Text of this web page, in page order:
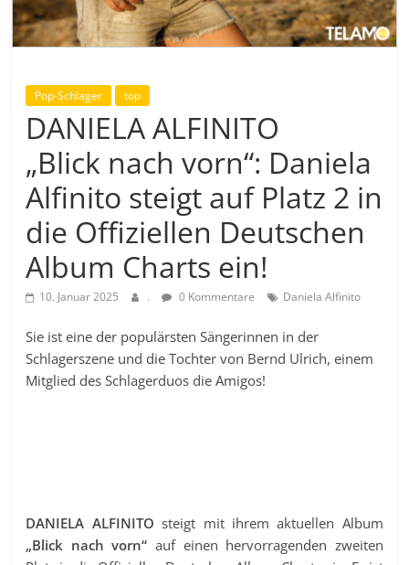
Pop-Schlager top
DANIELA ALFINITO
„Blick nach vorn“: Daniela
Alfinito steigt auf Platz 2 in
die Offiziellen Deutschen
Album Charts ein!
10. Januar 2025 . 0 Kommentare Daniela Alfinito
Sie ist eine der populärsten Sängerinnen in der
Schlagerszene und die Tochter von Bernd Ulrich, einem
Mitglied des Schlagerduos die Amigos!
DANIELA ALFINITO steigt mit ihrem aktuellen Album
„Blick nach vorn“ auf einen hervorragenden zweiten